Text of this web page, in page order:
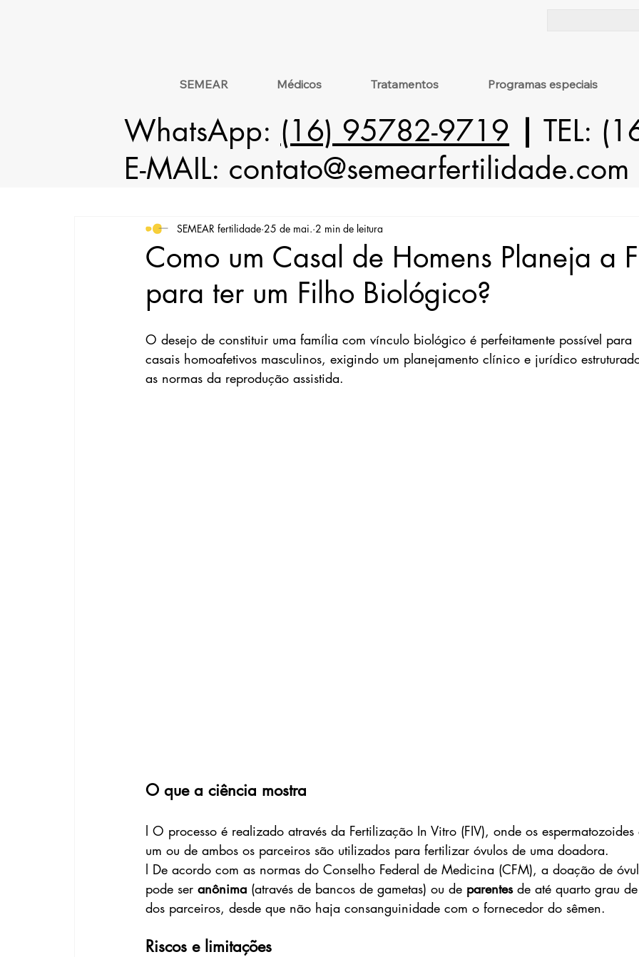
SEMEAR Médicos Tratamentos Programas especiais
WhatsApp: (16) 95782-9719 TEL:
E-MAIL: contato@semearfertilidade.com
Como um Casal de Homens Planeja a
para ter um Filho Biológico?
SEMEAR fertilidade 25 de mai. 2 min de leitura
O desejo de constituir uma família com vínculo biológico é perfeitamente possível para
casais homoafetivos masculinos, exigindo um planejamento clínico e jurídico
as normas da reprodução assistida.
O que a ciência mostra
l O processo é realizado através da Fertilização In Vitro (FIV), onde os espermatozoides
um ou de ambos os parceiros são utilizados para fertilizar óvulos de uma doadora.
l De acordo com as normas do Conselho Federal de Medicina (CFM), a doação de
pode ser anônima (através de bancos de gametas) ou de parentes de até quarto grau
dos parceiros, desde que não haja consanguinidade com o fornecedor do sêmen.
Riscos e limitações